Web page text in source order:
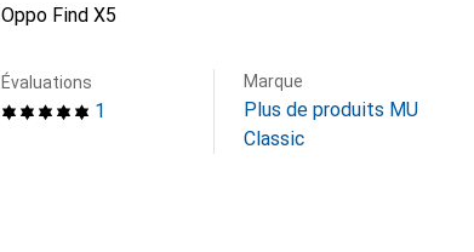
Oppo Find X5
1
Évaluations Marque
Plus de produits MU
Classic